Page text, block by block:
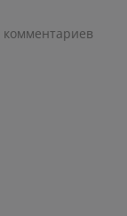
комментариев